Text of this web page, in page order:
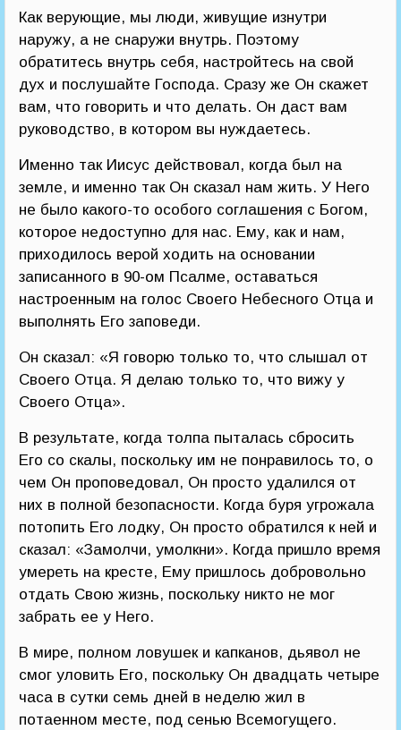
Как верующие, мы люди, живущие изнутри
наружу, а не снаружи внутрь. Поэтому
обратитесь внутрь себя, настройтесь на свой
дух и послушайте Господа. Сразу же Он скажет
вам, что говорить и что делать. Он даст вам
руководство, в котором вы нуждаетесь.
Именно так Иисус действовал, когда был на
земле, и именно так Он сказал нам жить. У Него
не было какого-то особого соглашения с Богом,
которое недоступно для нас. Ему, как и нам,
приходилось верой ходить на основании
записанного в 90-ом Псалме, оставаться
настроенным на голос Своего Небесного Отца и
выполнять Его заповеди.
Он сказал: «Я говорю только то, что слышал от
Своего Отца. Я делаю только то, что вижу у
Своего Отца».
В результате, когда толпа пыталась сбросить
Его со скалы, поскольку им не понравилось то, о
чем Он проповедовал, Он просто удалился от
них в полной безопасности. Когда буря угрожала
потопить Его лодку, Он просто обратился к ней и
сказал: «Замолчи, умолкни». Когда пришло время
умереть на кресте, Ему пришлось добровольно
отдать Свою жизнь, поскольку никто не мог
забрать ее у Него.
В мире, полном ловушек и капканов, дьявол не
смог уловить Его, поскольку Он двадцать четыре
часа в сутки семь дней в неделю жил в
потаенном месте, под сенью Всемогущего.